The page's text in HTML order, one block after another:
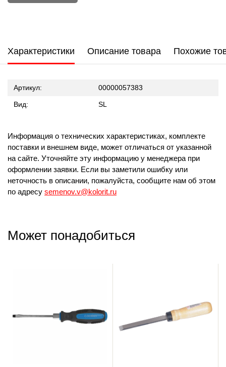
Характеристики Описание товара Похожие
Артикул: 00000057383
Вид: SL
Информация о технических характеристиках, комплекте
поставки и внешнем виде, может отличаться от указанной
на сайте. Уточняйте эту информацию у менеджера при
оформлении заявки. Если вы заметили ошибку или
неточность в описании, пожалуйста, сообщите нам об этом
по адресу semenov.v@kolorit.ru
Может понадобиться